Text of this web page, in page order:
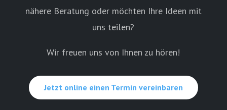
nähere Beratung oder möchten Ihre Ideen mit
uns teilen?
Wir freuen uns von Ihnen zu hören!
Jetzt online einen Termin vereinbaren